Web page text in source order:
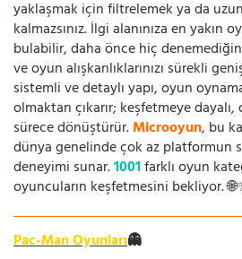
yaklaşmak için filtrelemek ya da
kalmazsınız. İlgi alanınıza en yakın
bulabilir, daha önce hiç
ve oyun alışkanlıklarınızı sürekli
sistemli ve detaylı yapı, oyun
olmaktan çıkarır; keşfetmeye
sürece dönüştürür.Microoyun, bu
dünya genelinde çok az platformun
deneyimi sunar.1001farklı oyun
oyuncuların keşfetmesini bekliyor.
Pac-Man Oyunları👻